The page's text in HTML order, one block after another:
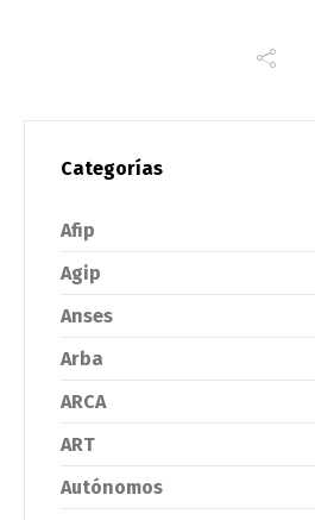
Categorías
Afip
Agip
Anses
Arba
ARCA
ART
Autónomos